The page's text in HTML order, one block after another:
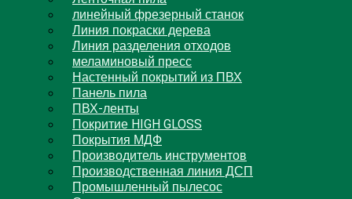
линейный фрезерный станок
Линия покраски дерева
Линия разделения отходов
меламиновый пресс
Настенный покрытий из ПВХ
Панель пила
ПВХ-ленты
Покритие HIGH GLOSS
Покрытия МДФ
Производитель инструментов
Производственная линия ДСП
Промышленный пылесос